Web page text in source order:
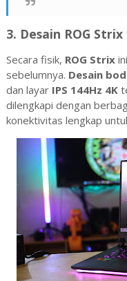
3. Desain ROG
Secara fisik, ROG Strix
sebelumnya. Desain
dan layar IPS 144Hz 4K
dilengkapi dengan
konektivitas lengkap